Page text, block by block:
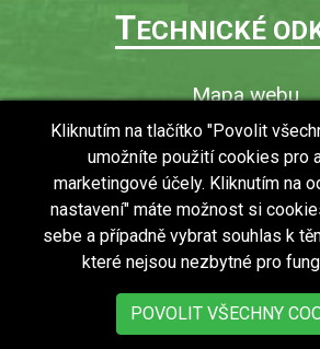
TECHNICKÉ
Mapa webu
O webu
Povinně zveřejňované
Ochrana osobních
Vyhledávání
RSS
Bezbariérový přístup
Kliknutím na tlačítko "Povolit
umožníte použití cookies pro
marketingové účely. Kliknutím na
nastavení" máte možnost si
sebe a případně vybrat souhlas k
které nejsou nezbytné pro
POVOLIT VŠECHNY